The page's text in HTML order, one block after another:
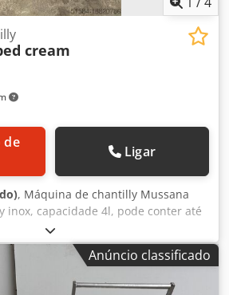
cream
Ligar
, Máquina de chantilly Mussana
inox, capacidade 4l, pode conter até
até 90l por hora, inox 1Ph Dwjdov
Anúncio classificado